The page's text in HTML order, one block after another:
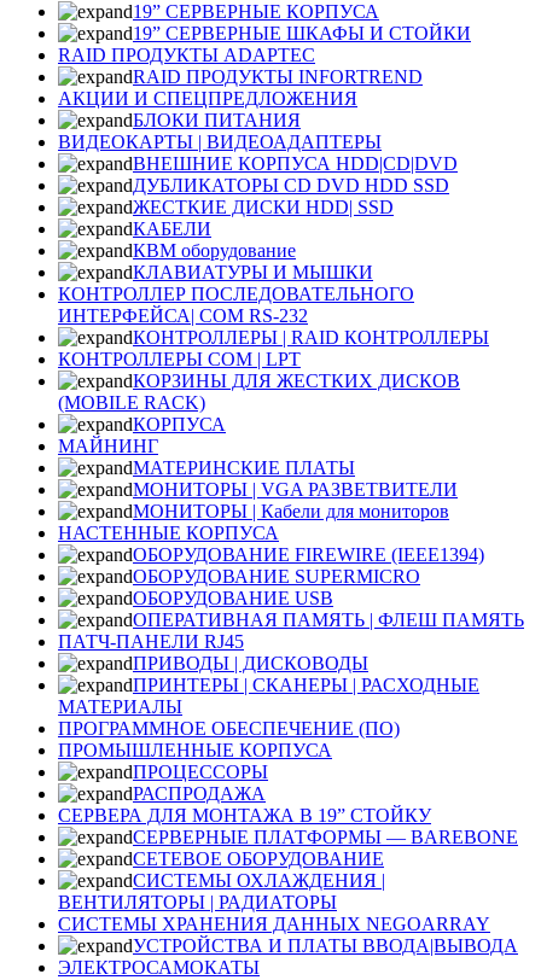
19” СЕРВЕРНЫЕ КОРПУСА
19” СЕРВЕРНЫЕ ШКАФЫ И СТОЙКИ
RAID ПРОДУКТЫ ADAPTEC
RAID ПРОДУКТЫ INFORTREND
АКЦИИ И СПЕЦПРЕДЛОЖЕНИЯ
БЛОКИ ПИТАНИЯ
ВИДЕОКАРТЫ | ВИДЕОАДАПТЕРЫ
ВНЕШНИЕ КОРПУСА HDD|CD|DVD
ДУБЛИКАТОРЫ CD DVD HDD SSD
ЖЕСТКИЕ ДИСКИ HDD| SSD
КАБЕЛИ
КВМ оборудование
КЛАВИАТУРЫ И МЫШКИ
КОНТРОЛЛЕР ПОСЛЕДОВАТЕЛЬНОГО
ИНТЕРФЕЙСА| COM RS-232
КОНТРОЛЛЕРЫ | RAID КОНТРОЛЛЕРЫ
КОНТРОЛЛЕРЫ COM | LPT
КОРЗИНЫ ДЛЯ ЖЕСТКИХ ДИСКОВ
(MOBILE RACK)
КОРПУСА
МАЙНИНГ
МАТЕРИНСКИЕ ПЛАТЫ
МОНИТОРЫ | VGA РАЗВЕТВИТЕЛИ
МОНИТОРЫ | Кабели для мониторов
НАСТЕННЫЕ КОРПУСА
ОБОРУДОВАНИЕ FIREWIRE (IEEE1394)
ОБОРУДОВАНИЕ SUPERMICRO
ОБОРУДОВАНИЕ USB
ОПЕРАТИВНАЯ ПАМЯТЬ | ФЛЕШ ПАМЯТЬ
ПАТЧ-ПАНЕЛИ RJ45
ПРИВОДЫ | ДИСКОВОДЫ
ПРИНТЕРЫ | СКАНЕРЫ | РАСХОДНЫЕ
МАТЕРИАЛЫ
ПРОГРАММНОЕ ОБЕСПЕЧЕНИЕ (ПО)
ПРОМЫШЛЕННЫЕ КОРПУСА
ПРОЦЕССОРЫ
РАСПРОДАЖА
СЕРВЕРА ДЛЯ МОНТАЖА В 19” СТОЙКУ
СЕРВЕРНЫЕ ПЛАТФОРМЫ — BAREBONE
СЕТЕВОЕ ОБОРУДОВАНИЕ
СИСТЕМЫ ОХЛАЖДЕНИЯ |
ВЕНТИЛЯТОРЫ | РАДИАТОРЫ
СИСТЕМЫ ХРАНЕНИЯ ДАННЫХ NEGOARRAY
УСТРОЙСТВА И ПЛАТЫ ВВОДА|ВЫВОДА
ЭЛЕКТРОСАМОКАТЫ